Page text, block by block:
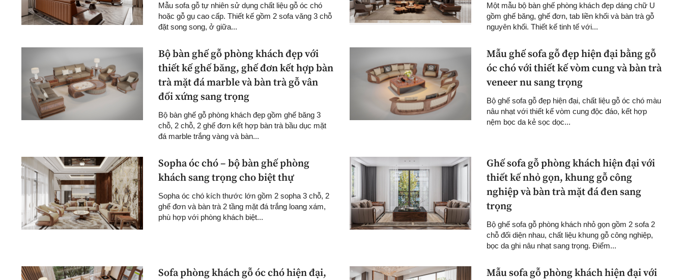
Mẫu sofa gỗ tự nhiên sử dụng chất liệu gỗ óc chó
hoặc gỗ gụ cao cấp. Thiết kế gồm 2 sofa văng 3 chỗ
đặt song song, ở giữa...
Một mẫu bộ bàn ghế phòng khách đẹp dáng chữ U
gồm ghế băng, ghế đơn, tab liền khối và bàn trà gỗ
nguyên khối. Thiết kế tinh tế với...
Bộ bàn ghế gỗ phòng khách đẹp với
thiết kế ghế băng, ghế đơn kết hợp bàn
trà mặt đá marble và bàn trà gỗ vân
đối xứng sang trọng
Bộ bàn ghế gỗ phòng khách đẹp gồm ghế băng 3
chỗ, 2 chỗ, 2 ghế đơn kết hợp bàn trà bầu dục mặt
đá marble trắng vàng và bàn...
Mẫu ghế sofa gỗ đẹp hiện đại bằng gỗ
óc chó với thiết kế vòm cung và bàn trà
veneer nu sang trọng
Bộ ghế sofa gỗ đẹp hiện đại, chất liệu gỗ óc chó màu
nâu nhạt với thiết kế vòm cung độc đáo, kết hợp
nệm bọc da kẻ sọc dọc...
Sopha óc chó – bộ bàn ghế phòng
khách sang trọng cho biệt thự
Sopha óc chó kích thước lớn gồm 2 sopha 3 chỗ, 2
ghế đơn và bàn trà 2 tầng mặt đá trắng loang xám,
phù hợp với phòng khách biệt...
Ghế sofa gỗ phòng khách hiện đại với
thiết kế nhỏ gọn, khung gỗ công
nghiệp và bàn trà mặt đá đen sang
trọng
Bộ ghế sofa gỗ phòng khách nhỏ gọn gồm 2 sofa 2
chỗ đối diện nhau, chất liệu khung gỗ công nghiệp,
bọc da ghi nâu nhạt sang trọng. Điểm...
Sofa phòng khách gỗ óc chó hiện đại,
Mẫu sofa gỗ phòng khách hiện đại với